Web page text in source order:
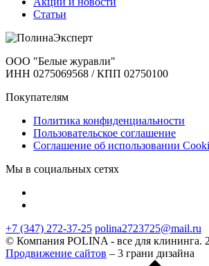
Статьи
ООО "Белые журавли"
ИНН 0275069568 / КПП 02750100
Покупателям
Политика конфиденциальности
Пользовательское соглашение
Соглашение об использовании
Мы в социальных сетях
+7 (347) 272-37-25 polina2723725@mail.ru
© Компания POLINA - все для клининга.
Продвижение сайтов – 3 грани дизайна